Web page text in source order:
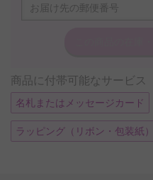
商品に付帯可能なサービス
名札またはメッセージカード
ラッピング（リボン・包装紙）